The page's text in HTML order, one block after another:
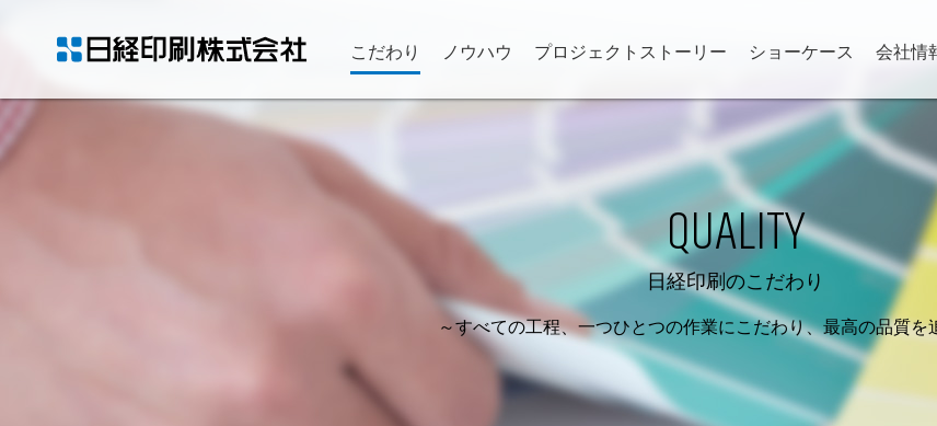
こだわり ノウハウ プロジェクトストーリー ショーケース 会社情
QUALITY
日経印刷のこだわり
～すべての工程、一つひとつの作業にこだわり、最高の品質を